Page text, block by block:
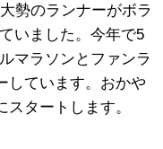
勢のランナーがボラ
いました。今年で5
マラソンとファンラ
しています。おかや
タートします。